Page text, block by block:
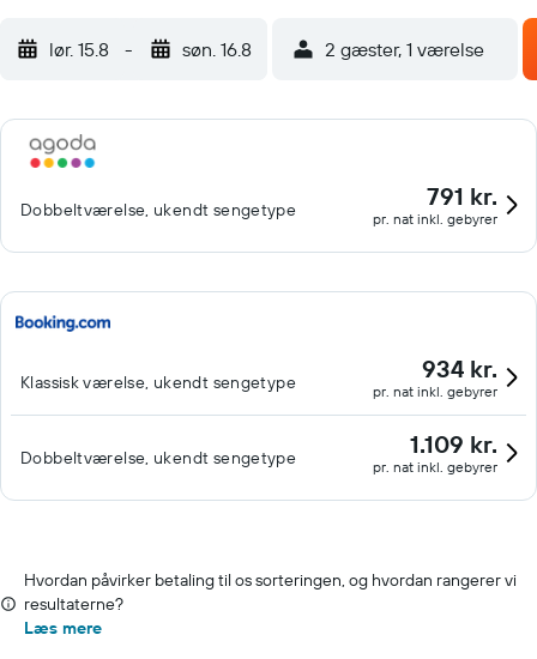
lør. 15.8 - søn. 16.8 2 gæster, 1 værelse
Dobbeltværelse, ukendt sengetype 791 kr.
pr. nat inkl. gebyrer
Klassisk værelse, ukendt sengetype 934 kr.
pr. nat inkl. gebyrer
Dobbeltværelse, ukendt sengetype 1.109 kr.
pr. nat inkl. gebyrer
Hvordan påvirker betaling til os sorteringen, og hvordan rangerer vi
resultaterne?
Læs mere